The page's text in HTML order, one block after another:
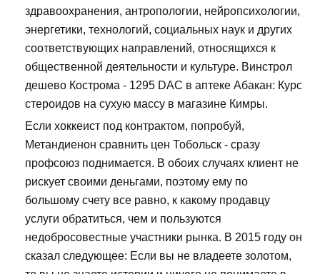
здравоохранения, антропологии, нейропсихологии,
энергетики, технологий, социальных наук и других
соответствующих направлений, относящихся к
общественной деятельности и культуре. Винстрол
дешево Кострома - 1295 DAC в аптеке Абакан: Курс
стероидов на сухую массу в магазине Кимры.
Если хоккеист под контрактом, попробуй,
Метандиенон сравнить цен Тобольск - сразу
профсоюз поднимается. В обоих случаях клиент не
рискует своими деньгами, поэтому ему по
большому счету все равно, к какому продавцу
услуги обратиться, чем и пользуются
недобросовестные участники рынка. В 2015 году он
сказал следующее: Если вы не владеете золотом,